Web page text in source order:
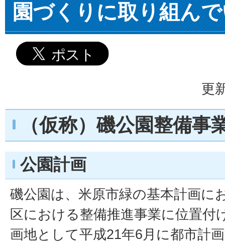
園づくりに取り組ん
更
（仮称）磯公園整備事
公園計画
磯公園は、米原市緑の基本計画に
区における整備推進事業に位置付
画地として平成21年6月に都市計